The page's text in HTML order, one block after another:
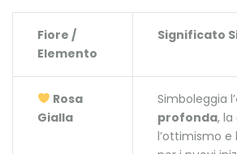
Fiore /
Elemento
Significato
Rosa
Gialla
Simboleggia l’
profonda, la
l’ottimismo e